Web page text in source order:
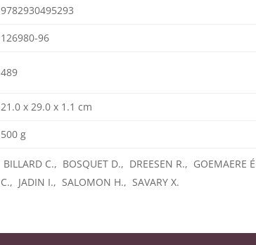
9782930495293
126980-96
489
21.0 x 29.0 x 1.1 cm
500 g
BILLARD C., BOSQUET D., DREESEN R., GOEMAERE
C., JADIN I., SALOMON H., SAVARY X.